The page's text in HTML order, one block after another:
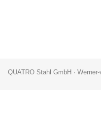
QUATRO Stahl GmbH ·